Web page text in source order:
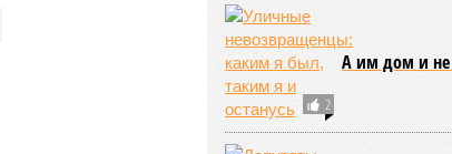
2
А им дом и не